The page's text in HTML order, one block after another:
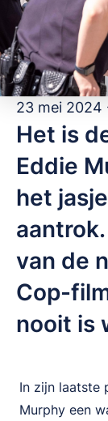
23 mei 2024
Het is
Eddie
het
van de
Cop-
nooit is
In zijn laatste
Murphy een